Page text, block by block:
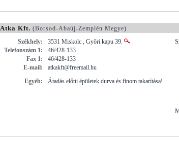
Atka Kft. (Borsod-Abaúj-Zemplén Megye)
Székhely:
3531 Miskolc , Győri kapu 39.
Telefonszám 1:
46/428-133
Fax 1:
46/428-133
E-mail:
atkakft@freemail.hu
Egyéb:
Átadás előtti épületek durva és finom takarítása!